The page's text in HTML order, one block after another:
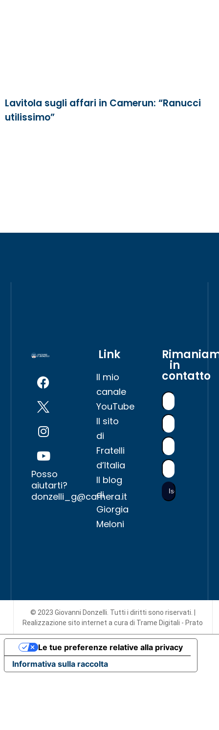
Lavitola sugli affari in Camerun: “Ranucci
utilissimo”
Posso
aiutarti?
donzelli_g@camera.it
Link
Il mio
canale
YouTube
Il sito
di
Fratelli
d’Italia
Il blog
di
Giorgia
Meloni
in
contatto
© 2023 Giovanni Donzelli. Tutti i diritti sono riservati. |
Realizzazione sito interneta cura di Trame Digitali - Prato
Informativa sulla raccolta
Le tue preferenze relative alla privacy